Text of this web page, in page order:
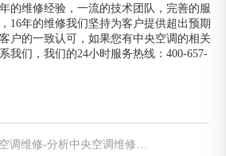
的维修经验，一流的技术团队，完善的服
16年的维修我们坚持为客户提供超出预期
户的一致认可，如果您有中央空调的相关
我们，我们的24小时服务热线：400-657-
调维修-分析中央空调维修之